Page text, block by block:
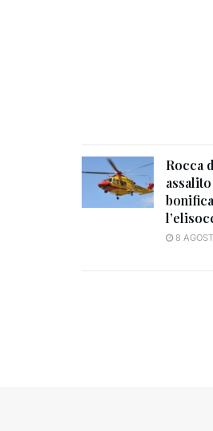
Rocca
8